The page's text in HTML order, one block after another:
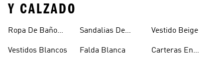
Y CALZADO
Ropa De Baño
Vestidos Blancos
Sandalias De
Mujer
Falda Blanca
Vestido Beige
Carteras En